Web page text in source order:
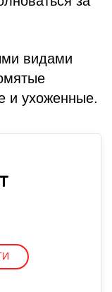
видами
и ухоженные.